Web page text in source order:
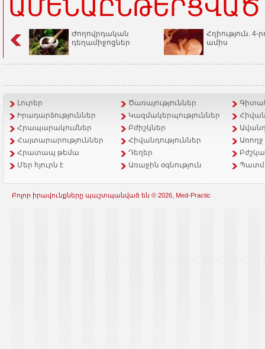
Ժողովրդական
դեղամիջոցներ
Հղիություն. 4-
ամիս
Լուրեր Ծառայություններ
Իրադարձություններ
Կազմակերպություններ
Հրապարակումներ
Բժիշկներ
Հայտարարություններ
Հիվանդություններ
Հրատապ թեմա
Դեղեր
Մեր հյուրն է
Առաջին օգնություն
Բոլոր իրավունքները պաշտպանված են © 2026, Med-Practic